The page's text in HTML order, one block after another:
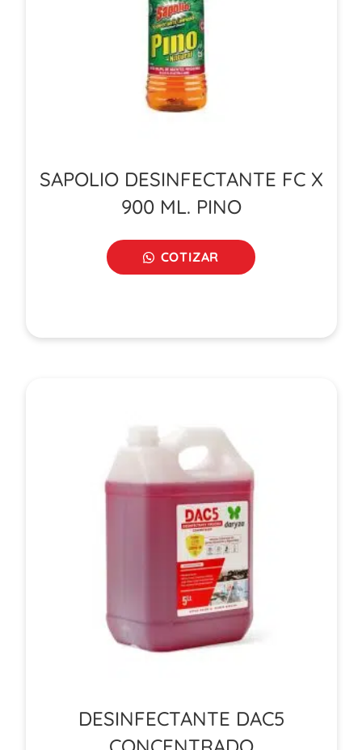
SAPOLIO DESINFECTANTE FC X
900 ML. PINO
COTIZAR
DESINFECTANTE DAC5